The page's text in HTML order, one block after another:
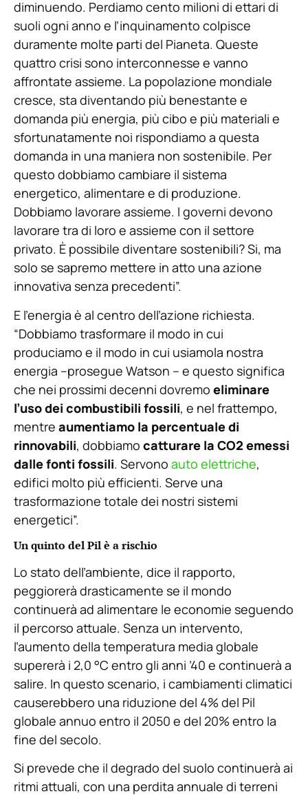
diminuendo. Perdiamo cento milioni di ettari di
suoli ogni anno e l’inquinamento colpisce
duramente molte parti del Pianeta. Queste
quattro crisi sono interconnesse e vanno
affrontate assieme. La popolazione mondiale
cresce, sta diventando più benestante e
domanda più energia, più cibo e più materiali e
sfortunatamente noi rispondiamo a questa
domanda in una maniera non sostenibile. Per
questo dobbiamo cambiare il sistema
energetico, alimentare e di produzione.
Dobbiamo lavorare assieme. I governi devono
lavorare tra di loro e assieme con il settore
privato. È possibile diventare sostenibili? Si, ma
solo se sapremo mettere in atto una azione
innovativa senza precedenti”.
E l’energia è al centro dell’azione richiesta.
“Dobbiamo trasformare il modo in cui
produciamo e il modo in cui usiamola nostra
energia –prosegue Watson – e questo significa
che nei prossimi decenni dovremo eliminare
l’uso dei combustibili fossili, e nel frattempo,
mentre aumentiamo la percentuale di
rinnovabili, dobbiamo catturare la CO2 emessi
dalle fonti fossili. Servono auto elettriche,
edifici molto più efficienti. Serve una
trasformazione totale dei nostri sistemi
energetici”.
Un quinto del Pil è a rischio
Lo stato dell’ambiente, dice il rapporto,
peggiorerà drasticamente se il mondo
continuerà ad alimentare le economie seguendo
il percorso attuale. Senza un intervento,
l’aumento della temperatura media globale
supererà i 2,0 °C entro gli anni ’40 e continuerà a
salire. In questo scenario, i cambiamenti climatici
causerebbero una riduzione del 4% del Pil
globale annuo entro il 2050 e del 20% entro la
fine del secolo.
Si prevede che il degrado del suolo continuerà ai
ritmi attuali, con una perdita annuale di terreni